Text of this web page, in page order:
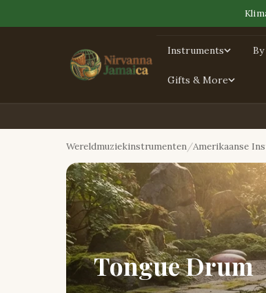
Instruments
Gifts & More
Wereldmuziekinstrumenten Amerikaanse
Tongue Drum